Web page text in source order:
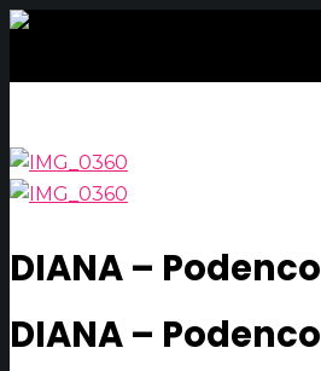
DIANA – Podenco
DIANA – Podenco